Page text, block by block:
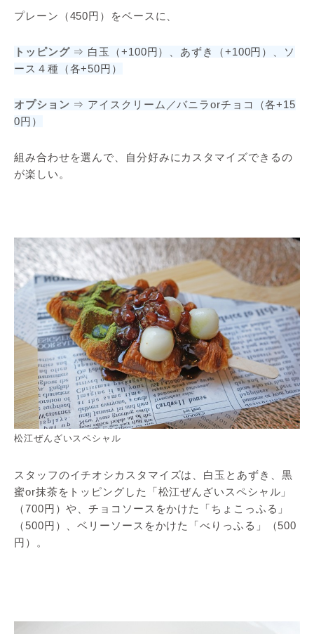
プレーン（450円）をベースに、
トッピング ⇒ 白玉（+100円）、あずき（+100円）、ソ
ース４種（各+50円）
オプション ⇒ アイスクリーム／バニラorチョコ（各+15
0円）
組み合わせを選んで、自分好みにカスタマイズできるの
が楽しい。
松江ぜんざいスペシャル
スタッフのイチオシカスタマイズは、白玉とあずき、黒
蜜or抹茶をトッピングした「松江ぜんざいスペシャル」
（700円）や、チョコソースをかけた「ちょこっふる」
（500円）、ベリーソースをかけた「べりっふる」（500
円）。